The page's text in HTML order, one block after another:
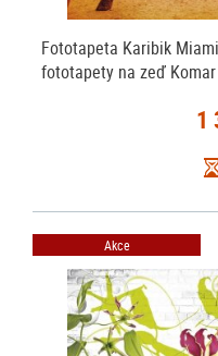
Fototapeta Karibik
fototapety na zeď
1
Akce